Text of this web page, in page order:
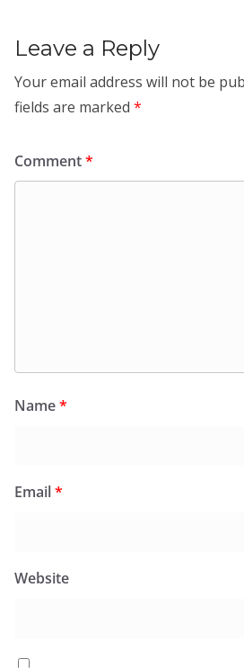
Leave a Reply
Your email address will not be
fields are marked *
Comment*
Name*
Email*
Website